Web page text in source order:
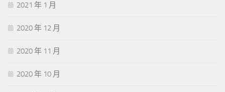
2021 年 1 月
2020 年 12 月
2020 年 11 月
2020 年 10 月